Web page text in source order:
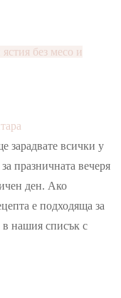
без месо и
Лозови
сарми
зарадвате всички у
празничната вечеря
ден. Ако
е подходяща за
в нашия списък с